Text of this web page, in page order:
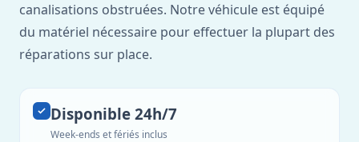
canalisations obstruées. Notre véhicule est équipé
du matériel nécessaire pour effectuer la plupart des
réparations sur place.
Disponible 24h/7
Week-ends et fériés inclus